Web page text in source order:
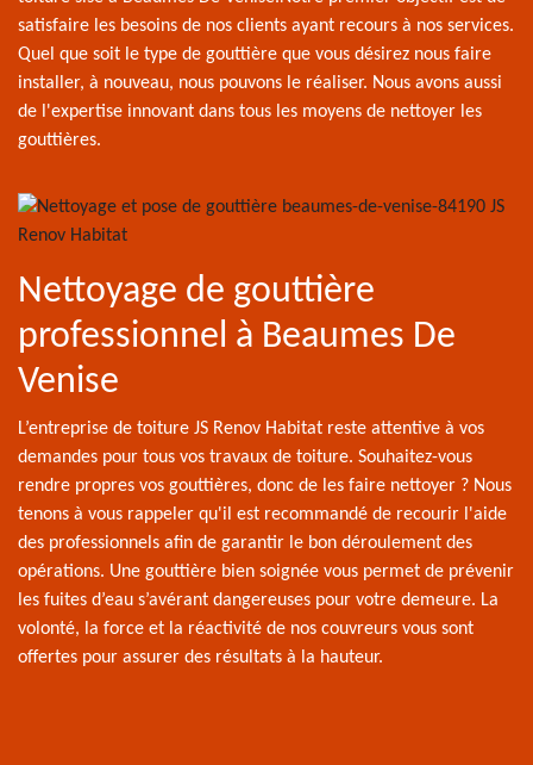
satisfaire les besoins de nos clients ayant recours à nos services.
Quel que soit le type de gouttière que vous désirez nous faire
installer, à nouveau, nous pouvons le réaliser. Nous avons aussi
de l'expertise innovant dans tous les moyens de nettoyer les
gouttières.
Nettoyage de gouttière
professionnel à Beaumes De
Venise
L’entreprise de toiture JS Renov Habitat reste attentive à vos
demandes pour tous vos travaux de toiture. Souhaitez-vous
rendre propres vos gouttières, donc de les faire nettoyer ? Nous
tenons à vous rappeler qu'il est recommandé de recourir l'aide
des professionnels afin de garantir le bon déroulement des
opérations. Une gouttière bien soignée vous permet de prévenir
les fuites d’eau s’avérant dangereuses pour votre demeure. La
volonté, la force et la réactivité de nos couvreurs vous sont
offertes pour assurer des résultats à la hauteur.